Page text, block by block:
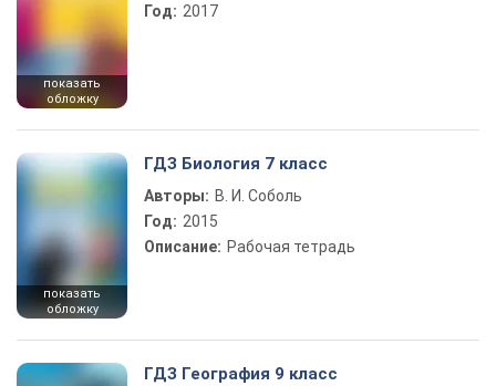
показать
обложку
Год: 2017
показать
обложку
ГДЗ Биология 7 класс
Авторы: В. И. Соболь
Год: 2015
Описание: Рабочая тетрадь
ГДЗ География 9 класс